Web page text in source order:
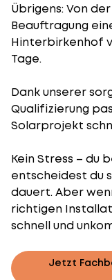
Übrigens: Von
Beauftragung
Hinterbirkenhof
Tage.
Dank unserer
Qualifizierung
Solarprojekt
Kein Stress – du
entscheidest du
dauert. Aber
richtigen
schnell und
Jetzt